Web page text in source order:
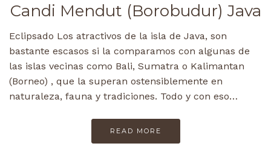
Candi Mendut (Borobudur) Java
Eclipsado Los atractivos de la isla de Java, son
bastante escasos si la comparamos con algunas de
las islas vecinas como Bali, Sumatra o Kalimantan
(Borneo) , que la superan ostensiblemente en
naturaleza, fauna y tradiciones. Todo y con eso…
READ MORE